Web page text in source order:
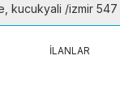
kucukyali /izmir 547
İLANLAR